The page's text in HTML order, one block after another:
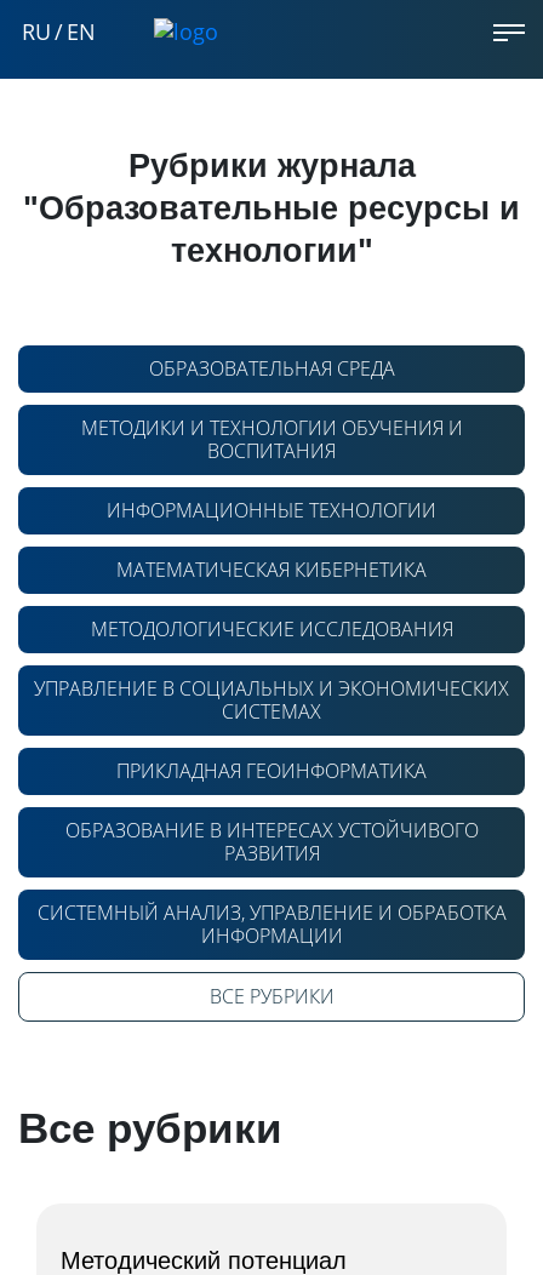
RU/EN
Рубрики журнала
"Образовательные ресурсы и
технологии"
ОБРАЗОВАТЕЛЬНАЯ СРЕДА
МЕТОДИКИ И ТЕХНОЛОГИИ ОБУЧЕНИЯ И
ВОСПИТАНИЯ
ИНФОРМАЦИОННЫЕ ТЕХНОЛОГИИ
МАТЕМАТИЧЕСКАЯ КИБЕРНЕТИКА
МЕТОДОЛОГИЧЕСКИЕ ИССЛЕДОВАНИЯ
УПРАВЛЕНИЕ В СОЦИАЛЬНЫХ И ЭКОНОМИЧЕСКИХ
СИСТЕМАХ
ПРИКЛАДНАЯ ГЕОИНФОРМАТИКА
ОБРАЗОВАНИЕ В ИНТЕРЕСАХ УСТОЙЧИВОГО
РАЗВИТИЯ
СИСТЕМНЫЙ АНАЛИЗ, УПРАВЛЕНИЕ И ОБРАБОТКА
ИНФОРМАЦИИ
ВСЕ РУБРИКИ
Все рубрики
Методический потенциал